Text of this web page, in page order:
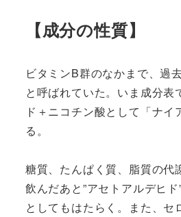
【成分の性質】
ビタミンB群のなかまで、過
と呼ばれていた。いま成分表
ド＋ニコチン酸として「ナ
る。
糖質、たんぱく質、脂質の代
飲んだあと”アセトアルデヒ
としてもはたらく。また、セ